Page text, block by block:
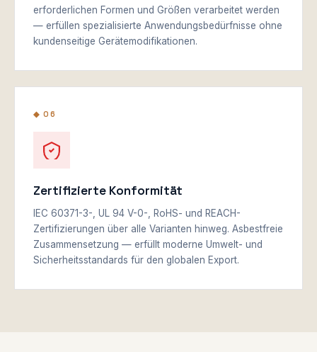
erforderlichen Formen und Größen verarbeitet werden
— erfüllen spezialisierte Anwendungsbedürfnisse ohne
kundenseitige Gerätemodifikationen.
◆ 06
Zertifizierte Konformität
IEC 60371-3-, UL 94 V-0-, RoHS- und REACH-
Zertifizierungen über alle Varianten hinweg. Asbestfreie
Zusammensetzung — erfüllt moderne Umwelt- und
Sicherheitsstandards für den globalen Export.